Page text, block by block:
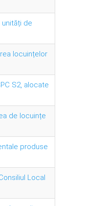
de
locuințelor
S2, alocate
de locuințe
produse
Local